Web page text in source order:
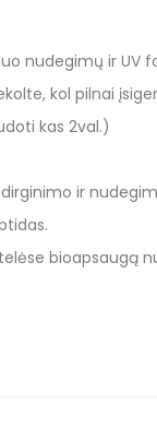
nudegimų ir UV
kol pilnai
kas 2val.)
ir
bioapsaugą